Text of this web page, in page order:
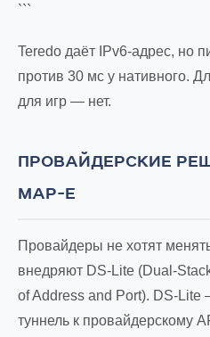
```
Teredo даёт IPv6-адрес, но
против 30 мс у нативного.
для игр — нет.
ПРОВАЙДЕРСКИЕ
MAP-E
Провайдеры не хотят
внедряют DS-Lite (Dual-
of Address and Port). DS-Lite
туннель к провайдерскому